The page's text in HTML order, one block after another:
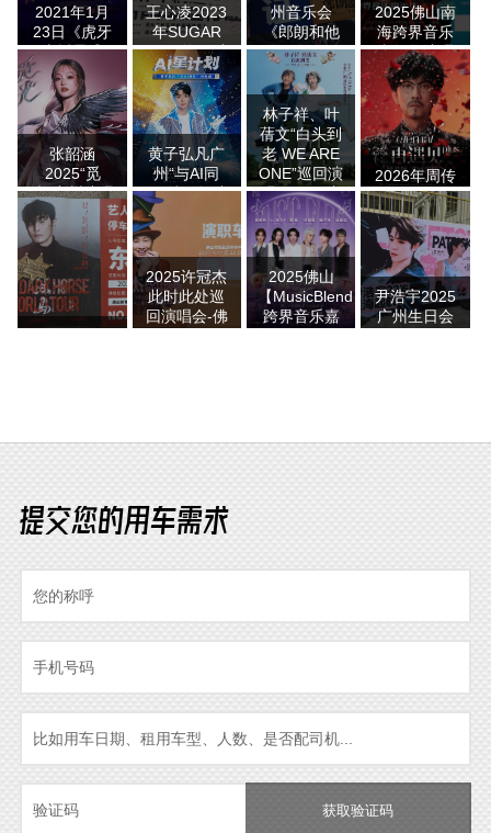
2021年1月
23日《虎牙
直播星盛
典》车辆接
送服务
王心凌2023
年SUGAR
HIGH巡回演
唱会-广州站
商务车接待
州音乐会
《郎朗和他
的朋友们》
音乐会提供
用车服务
2025佛山南
海跨界音乐
嘉年华演唱
会租车服务
商
张韶涵
2025“觅
光”广州演唱
会用车服务
提供商
黄子弘凡广
州“与AI同
行”特别场演
唱会用车服
林子祥、叶
蒨文“白头到
老 WE ARE
ONE”巡回演
唱会2026广
东首站·广州
站接送服务
2026年周传
雄“念念不忘
·再遇见
PLUS
2025许冠杰
此时此处巡
回演唱会-佛
2025佛山
【MusicBlend】
跨界音乐嘉
尹浩宇2025
广州生日会
提交您的用车需求
获取验证码